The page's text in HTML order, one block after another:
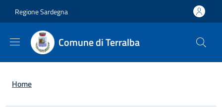
Regione Sardegna
Comune di Terralba
Briciole di pane
Home